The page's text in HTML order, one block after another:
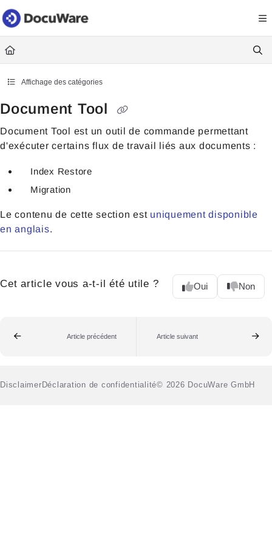
Documentation Index
Fetch the complete documentation index at: https://
Use this file to discover all available pages before exploring further.
Affichage des catégories
Document Tool
Document Tool est un outil de commande permettant
d'exécuter certains flux de travail liés aux documents :
Index Restore
Migration
Le contenu de cette section est uniquement disponible
en anglais.
Cet article vous a-t-il été utile ? Oui Non
Article précédent Article suivant
Disclaimer Déclaration de confidentialité© 2026 DocuWare GmbH